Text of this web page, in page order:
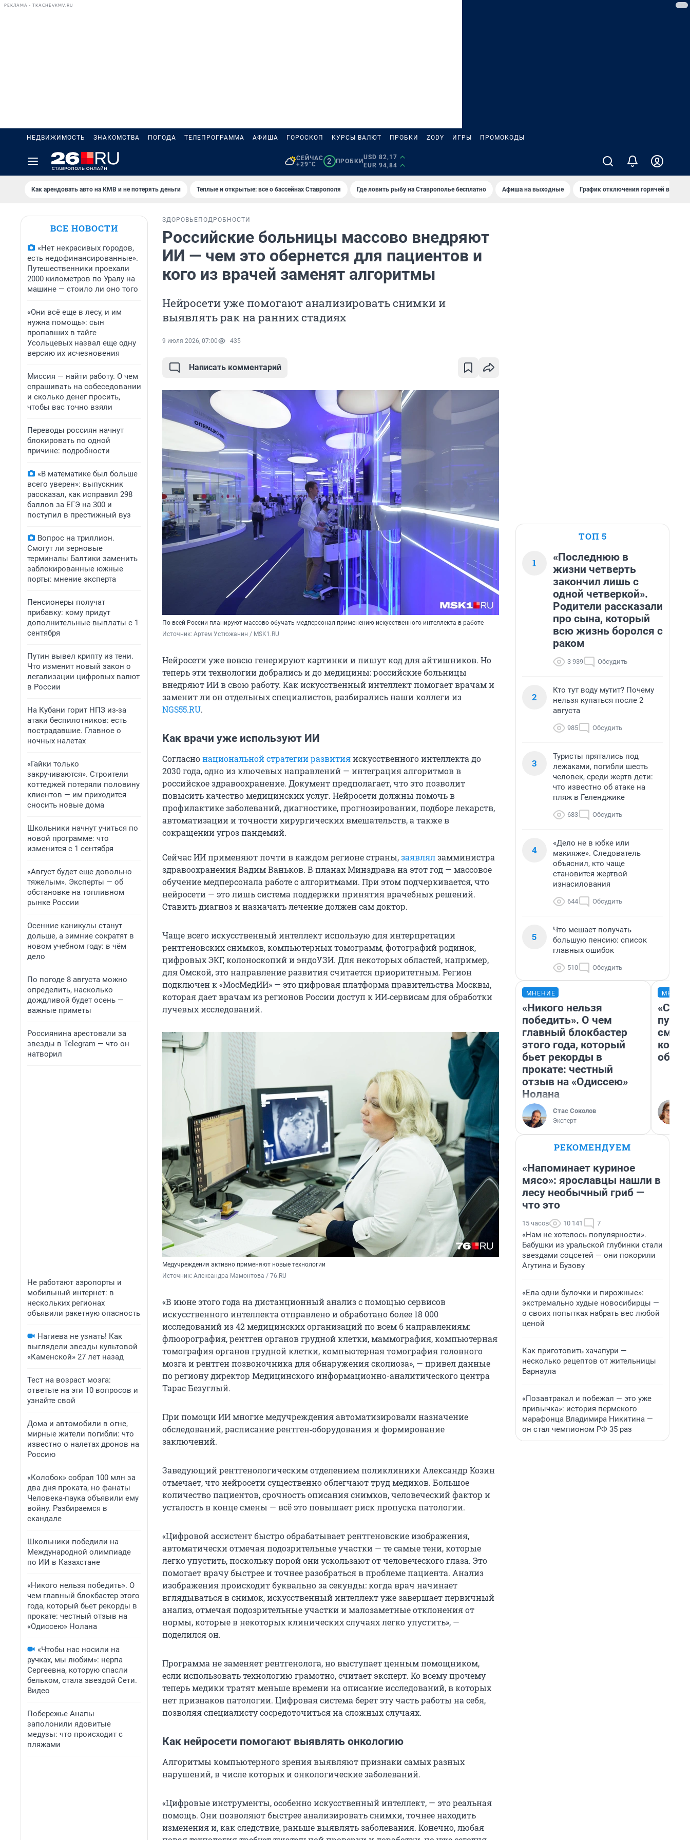
РЕКЛАМА • TKACHEVKMV.RU
НЕДВИЖИМОСТЬ ЗНАКОМСТВА ПОГОДА ТЕЛЕПРОГРАММА АФИША ГОРОСКОП КУРСЫ ВАЛЮТ ПРОБКИ ZODY ИГРЫ ПРОМОКОДЫ
СЕЙЧАС
+29°C
2 ПРОБКИ
USD 82,17
EUR 94,84
Как арендовать авто на КМВ и не потерять деньги Теплые и открытые: все о бассейнах Ставрополя Где ловить рыбу на Ставрополье бесплатно Афиша на выходные График отключения горячей воды в
ВСЕ НОВОСТИ
«Нет некрасивых городов,
есть недофинансированные».
Путешественники проехали
2000 километров по Уралу на
машине — стоило ли оно того
«Они всё еще в лесу, и им
нужна помощь»: сын
пропавших в тайге
Усольцевых назвал еще одну
версию их исчезновения
Миссия — найти работу. О чем
спрашивать на собеседовании
и сколько денег просить,
чтобы вас точно взяли
Переводы россиян начнут
блокировать по одной
причине: подробности
«В математике был больше
всего уверен»: выпускник
рассказал, как исправил 298
баллов за ЕГЭ на 300 и
поступил в престижный вуз
Вопрос на триллион.
Смогут ли зерновые
терминалы Балтики заменить
заблокированные южные
порты: мнение эксперта
Пенсионеры получат
прибавку: кому придут
дополнительные выплаты с 1
сентября
Путин вывел крипту из тени.
Что изменит новый закон о
легализации цифровых валют
в России
На Кубани горит НПЗ из-за
атаки беспилотников: есть
пострадавшие. Главное о
ночных налетах
«Гайки только
закручиваются». Строители
коттеджей потеряли половину
клиентов — им приходится
сносить новые дома
Школьники начнут учиться по
новой программе: что
изменится с 1 сентября
«Август будет еще довольно
тяжелым». Эксперты — об
обстановке на топливном
рынке России
Осенние каникулы станут
дольше, а зимние сократят в
новом учебном году: в чём
дело
По погоде 8 августа можно
определить, насколько
дождливой будет осень —
важные приметы
Россиянина арестовали за
звезды в Telegram — что он
натворил
Не работают аэропорты и
мобильный интернет: в
нескольких регионах
объявили ракетную опасность
Нагиева не узнать! Как
выглядели звезды культовой
«Каменской» 27 лет назад
Тест на возраст мозга:
ответьте на эти 10 вопросов и
узнайте свой
Дома и автомобили в огне,
мирные жители погибли: что
известно о налетах дронов на
Россию
«Колобок» собрал 100 млн за
два дня проката, но фанаты
Человека-паука объявили ему
войну. Разбираемся в
скандале
Школьники победили на
Международной олимпиаде
по ИИ в Казахстане
«Никого нельзя победить». О
чем главный блокбастер этого
года, который бьет рекорды в
прокате: честный отзыв на
«Одиссею» Нолана
«Чтобы нас носили на
ручках, мы любим»: нерпа
Сергеевна, которую спасли
бельком, стала звездой Сети.
Видео
Побережье Анапы
заполонили ядовитые
медузы: что происходит с
пляжами
ЗДОРОВЬЕ ПОДРОБНОСТИ
Российские больницы массово внедряют
ИИ — чем это обернется для пациентов и
кого из врачей заменят алгоритмы
Нейросети уже помогают анализировать снимки и
выявлять рак на ранних стадиях
9 июля 2026, 07:00 435
Написать комментарий
По всей России планируют массово обучать медперсонал применению искусственного интеллекта в работе
Источник: Артем Устюжанин / MSK1.RU
Нейросети уже вовсю генерируют картинки и пишут код для айтишников. Но
теперь эти технологии добрались и до медицины: российские больницы
внедряют ИИ в свою работу. Как искусственный интеллект помогает врачам и
заменит ли он отдельных специалистов, разбирались наши коллеги из
NGS55.RU.
Как врачи уже используют ИИ
Согласнонациональной стратегии развитияискусственного интеллекта до
2030 года, одно из ключевых направлений — интеграция алгоритмов в
российское здравоохранение. Документ предполагает, что это позволит
повысить качество медицинских услуг. Нейросети должны помочь в
профилактике заболеваний, диагностике, прогнозировании, подборе лекарств,
автоматизации и точности хирургических вмешательств, а также в
сокращении угроз пандемий.
Сейчас ИИ применяют почти в каждом регионе страны,заявлялзамминистра
здравоохранения Вадим Ваньков. В планах Минздрава на этот год — массовое
обучение медперсонала работе с алгоритмами. При этом подчеркивается, что
нейросети — это лишь система поддержки принятия врачебных решений.
Ставить диагноз и назначать лечение должен сам доктор.
Чаще всего искусственный интеллект использую для интерпретации
рентгеновских снимков, компьютерных томограмм, фотографий родинок,
цифровых ЭКГ, колоноскопий и эндоУЗИ. Для некоторых областей, например,
для Омской, это направление развития считается приоритетным. Регион
подключен к «МосМедИИ» — это цифровая платформа правительства Москвы,
которая дает врачам из регионов России доступ к ИИ‑сервисам для обработки
лучевых исследований.
Медучреждения активно применяют новые технологии
Источник: Александра Мамонтова / 76.RU
«В июне этого года на дистанционный анализ с помощью сервисов
искусственного интеллекта отправлено и обработано более 18 000
исследований из 42 медицинских организаций по всем 6 направлениям:
флюорография, рентген органов грудной клетки, маммография, компьютерная
томография органов грудной клетки, компьютерная томография головного
мозга и рентген позвоночника для обнаружения сколиоза», — привел данные
по региону директор Медицинского информационно-аналитического центра
Тарас Безуглый.
При помощи ИИ многие медучреждения автоматизировали назначение
обследований, расписание рентген‑оборудования и формирование
заключений.
Заведующий рентгенологическим отделением поликлиники Александр Козин
отмечает, что нейросети существенно облегчают труд медиков. Большое
количество пациентов, срочность описания снимков, человеческий фактор и
усталость в конце смены — всё это повышает риск пропуска патологии.
«Цифровой ассистент быстро обрабатывает рентгеновские изображения,
автоматически отмечая подозрительные участки — те самые тени, которые
легко упустить, поскольку порой они ускользают от человеческого глаза. Это
помогает врачу быстрее и точнее разобраться в проблеме пациента. Анализ
изображения происходит буквально за секунды: когда врач начинает
вглядываться в снимок, искусственный интеллект уже завершает первичный
анализ, отмечая подозрительные участки и малозаметные отклонения от
нормы, которые в некоторых клинических случаях легко упустить», —
поделился он.
Программа не заменяет рентгенолога, но выступает ценным помощником,
если использовать технологию грамотно, считает эксперт. Ко всему прочему
теперь медики тратят меньше времени на описание исследований, в которых
нет признаков патологии. Цифровая система берет эту часть работы на себя,
позволяя специалисту сосредоточиться на сложных случаях.
Как нейросети помогают выявлять онкологию
Алгоритмы компьютерного зрения выявляют признаки самых разных
нарушений, в числе которых и онкологические заболеваний.
«Цифровые инструменты, особенно искусственный интеллект, — это реальная
помощь. Они позволяют быстрее анализировать снимки, точнее находить
изменения и, как следствие, раньше выявлять заболевания. Конечно, любая
ТОП 5
1
«Последнюю в
жизни четверть
закончил лишь с
одной четверкой».
Родители рассказали
про сына, который
всю жизнь боролся с
раком
3 939 Обсудить
2
Кто тут воду мутит? Почему
нельзя купаться после 2
августа
985 Обсудить
3
Туристы прятались под
лежаками, погибли шесть
человек, среди жертв дети:
что известно об атаке на
пляж в Геленджике
683 Обсудить
4
«Дело не в юбке или
макияже». Следователь
объяснил, кто чаще
становится жертвой
изнасилования
644 Обсудить
5
Что мешает получать
большую пенсию: список
главных ошибок
510 Обсудить
МНЕНИЕ
«Никого нельзя
победить». О чем
главный блокбастер
этого года, который
бьет рекорды в
прокате: честный
отзыв на «Одиссею»
Нолана
Стас Соколов
Эксперт
РЕКОМЕНДУЕМ
«Напоминает куриное
мясо»: ярославцы нашли в
лесу необычный гриб —
что это
15 часов 10 141 7
«Нам не хотелось популярности».
Бабушки из уральской глубинки стали
звездами соцсетей — они покорили
Агутина и Бузову
«Ела одни булочки и пирожные»:
экстремально худые новосибирцы —
о своих попытках набрать вес любой
ценой
Как приготовить хачапури —
несколько рецептов от жительницы
Барнаула
«Позавтракал и побежал — это уже
привычка»: история пермского
марафонца Владимира Никитина —
он стал чемпионом РФ 35 раз